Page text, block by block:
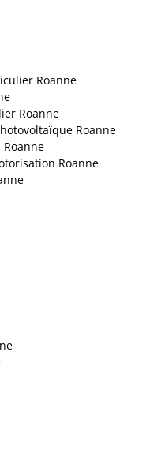
Roanne
Roanne
Roanne
Roanne